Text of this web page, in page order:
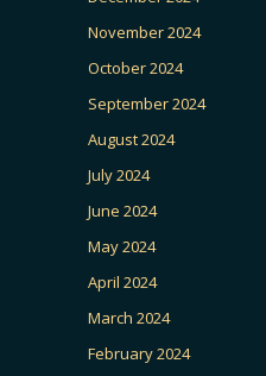
November 2024
October 2024
September 2024
August 2024
July 2024
June 2024
May 2024
April 2024
March 2024
February 2024